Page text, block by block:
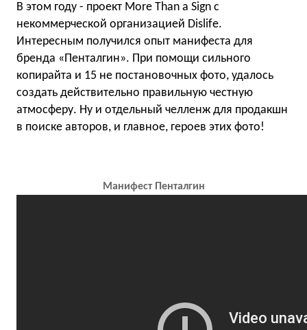
В этом году - проект More Than a Sign с
некоммерческой организацией Dislife.
Интересным получился опыт манифеста для
бренда «Пенталгин». При помощи сильного
копирайта и 15 не постановочных фото, удалось
создать действительно правильную честную
атмосферу. Ну и отдельный челленж для продакшн
в поиске авторов, и главное, героев этих фото!
Манифест Пенталгин